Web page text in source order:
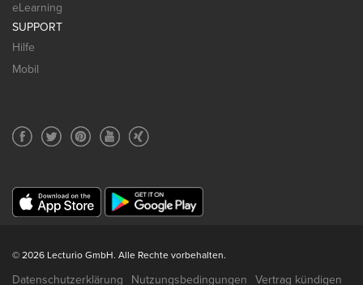
eLearning
SUPPORT
Hilfe
Mobil
© 2026 Lecturio GmbH. Alle Rechte vorbehalten.
Datenschutzerklärung Nutzungsbedingungen Vertrag kündigen